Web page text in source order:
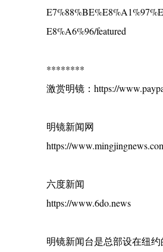
E8%A6%96/featured
********
激赏明镜：https://
明镜新闻网
https://
六度新闻
https://www.6do.news
明镜新闻台是总部设在纽